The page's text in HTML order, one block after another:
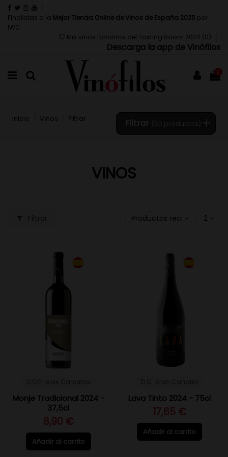
Finalistas a la Mejor Tienda Online de Vinos de España 2025 por
IWC
Mis vinos favoritos del Tasting Room 2024 (0 )
Descarga la app de Vinófilos
0
Inicio Vinos Filtrar
VINOS
Productos recientemente
2
Monje Tradicional 2024 -
37,5cl
8,90 €
Añadir al carrito
Lava Tinto 2024 - 75cl
17,65 €
Añadir al carrito